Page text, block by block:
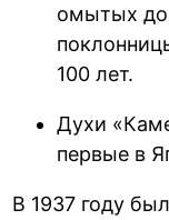
омытых
100 лет.
Духи
первые в
В 1937 году